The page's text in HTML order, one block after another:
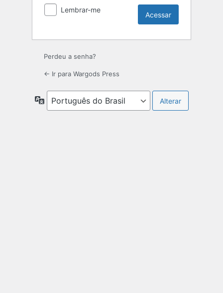
Lembrar-me
Perdeu a senha?
← Ir para Wargods Press
Idioma